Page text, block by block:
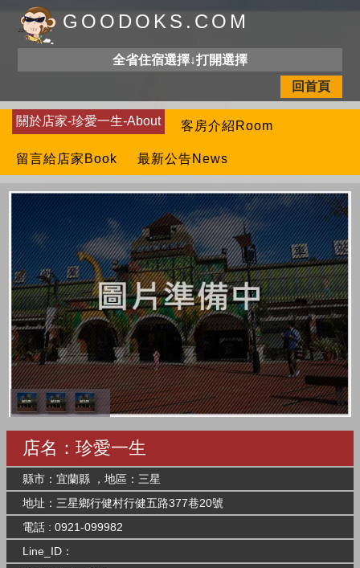
GOODOKS.COM
全省住宿選擇↓打開選擇
回首頁
關於店家-珍愛一生-About 客房介紹Room
留言給店家Book 最新公告News
店名：珍愛一生
縣市：宜蘭縣 ，地區：三星
地址：三星鄉行健村行健五路377巷20號
電話 : 0921-099982
Line_ID：